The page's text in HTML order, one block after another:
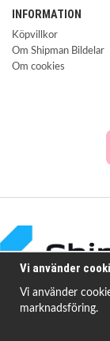
INFORMATION
Köpvillkor
Om Shipman Bildelar
Om cookies
Vi använder
Vi använder
marknadsföring.